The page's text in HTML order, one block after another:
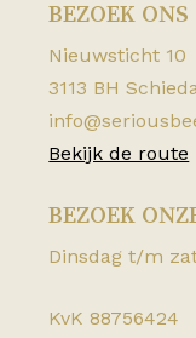
BEZOEK ONS
Nieuwsticht 10
3113 BH
Bekijk de route
BEZOEK
Dinsdag t/m
KvK 88756424